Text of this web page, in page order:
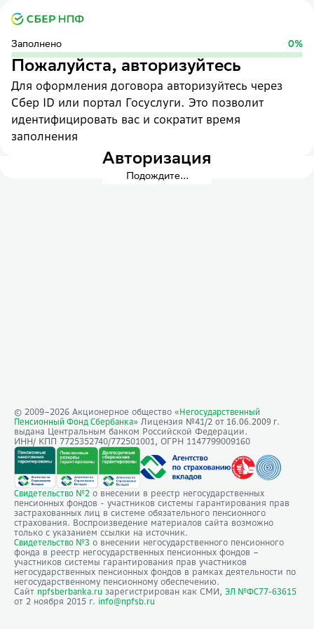
Заполнено 0%
Пожалуйста, авторизуйтесь
Для оформления договора авторизуйтесь через
Сбер ID или портал Госуслуги. Это позволит
идентифицировать вас и сократит время
заполнения
Авторизация
Подождите...
© 2009–2026 Акционерное общество « Негосударственный
Пенсионный Фонд Сбербанка» Лицензия №41/2 от 16.06.2009 г.
выдана Центральным банком Российской Федерации.
ИНН/ КПП 7725352740/772501001, ОГРН 1147799009160
Свидетельство №2 о внесении в реестр негосударственных
пенсионных фондов - участников системы гарантирования прав
застрахованных лиц в системе обязательного пенсионного
страхования. Воспроизведение материалов сайта возможно
только с указанием ссылки на источник.
Свидетельство №3 о внесении негосударственного пенсионного
фонда в реестр негосударственных пенсионных фондов –
участников системы гарантирования прав участников
негосударственных пенсионных фондов в рамках деятельности по
негосударственному пенсионному обеспечению.
Сайт npfsberbanka.ru зарегистрирован как СМИ, ЭЛ №ФС77-63615
от 2 ноября 2015 г. info@npfsb.ru